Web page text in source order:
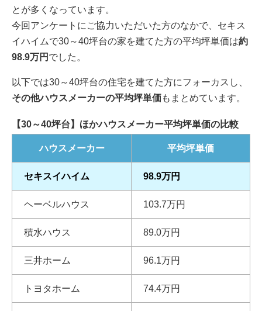
とが多くなっています。
今回アンケートにご協力いただいた方のなかで、セキス
イハイムで30～40坪台の家を建てた方の平均坪単価は約
98.9万円 でした。
以下では30～40坪台の住宅を建てた方にフォーカスし、
その他ハウスメーカーの平均坪単価もまとめています。
【30～40坪台】ほかハウスメーカー平均坪単価の比較
ハウスメーカー 平均坪単価
セキスイハイム 98.9万円
ヘーベルハウス 103.7万円
積水ハウス 89.0万円
三井ホーム 96.1万円
トヨタホーム 74.4万円